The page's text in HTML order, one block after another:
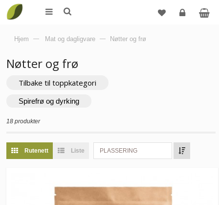
Hjem — Mat og dagligvare — Nøtter og frø
Nøtter og frø
Tilbake til toppkategori
Spirefrø og dyrking
18 produkter
Rutenett Liste PLASSERING